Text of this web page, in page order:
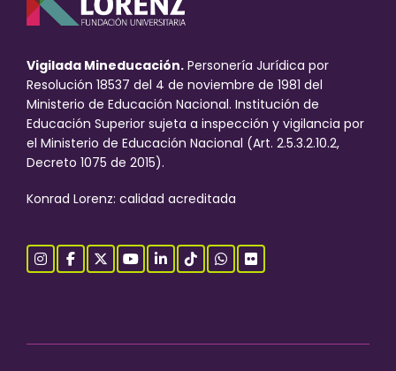
Vigilada Mineducación. Personería Jurídica por
Resolución 18537 del 4 de noviembre de 1981 del
Ministerio de Educación Nacional. Institución de
Educación Superior sujeta a inspección y vigilancia por
el Ministerio de Educación Nacional (Art. 2.5.3.2.10.2,
Decreto 1075 de 2015).
Konrad Lorenz: calidad acreditada